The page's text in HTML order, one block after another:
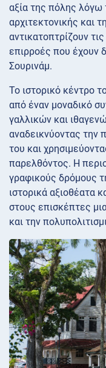
αξία της πόλης λόγω
αρχιτεκτονικής και
αντικατοπτρίζουν
επιρροές που έχουν
Σουρινάμ.
Το ιστορικό κέντρο
από έναν μοναδικό
γαλλικών και
αναδεικνύοντας την
του και
παρελθόντος. Η
γραφικούς δρόμους
ιστορικά αξιοθέατα
στους επισκέπτες
και την